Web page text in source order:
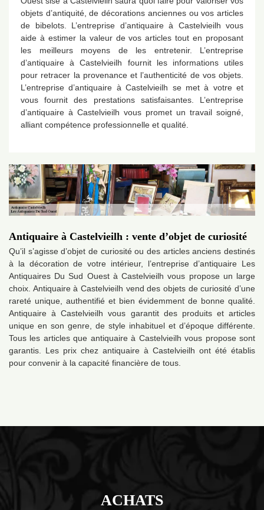
objets d’antiquité, de décorations anciennes ou vos articles
de bibelots. L’entreprise d’antiquaire à Castelvieilh vous
aide à estimer la valeur de vos articles tout en proposant
les meilleurs moyens de les entretenir. L’entreprise
d’antiquaire à Castelvieilh fournit les informations utiles
pour retracer la provenance et l’authenticité de vos objets.
L’entreprise d’antiquaire à Castelvieilh se met à votre et
vous fournit des prestations satisfaisantes. L’entreprise
d’antiquaire à Castelvieilh vous promet un travail soigné,
alliant compétence professionnelle et qualité.
Antiquaire à Castelvieilh : vente d’objet de curiosité
Qu’il s’agisse d’objet de curiosité ou des articles anciens destinés
à la décoration de votre intérieur, l’entreprise d’antiquaire Les
Antiquaires Du Sud Ouest à Castelvieilh vous propose un large
choix. Antiquaire à Castelvieilh vend des objets de curiosité d’une
rareté unique, authentifié et bien évidemment de bonne qualité.
Antiquaire à Castelvieilh vous garantit des produits et articles
unique en son genre, de style inhabituel et d’époque différente.
Tous les articles que antiquaire à Castelvieilh vous propose sont
garantis. Les prix chez antiquaire à Castelvieilh ont été établis
pour convenir à la capacité financière de tous.
ACHATS